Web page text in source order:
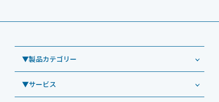
▼製品カテゴリー
業務用タブレット
▼サービス